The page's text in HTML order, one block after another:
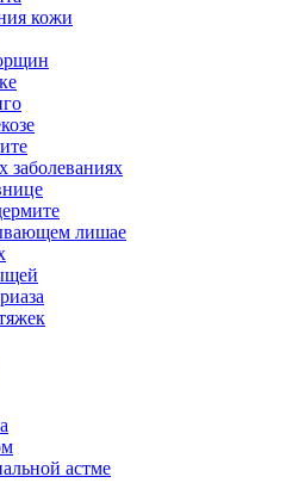
кожи
лишае
астме